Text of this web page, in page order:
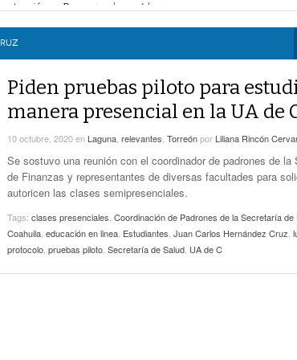
Torreón- hace 7 horas -
Lanzan Convocatoria Del Concurso De Poesía
Enriqueta Ochoa
Expone CLIP Preocupación Por Reformas
Laborales. ‘Hacen Ver A Patrones Como
Enemigos’, Considera- hace 9 horas -
TWEETS AND
LA MEJOR 97.1
ESTÉREO GALLITO
bloquearon Mieleras- hace 4 horas -
Agua Saludable- hace 4 horas -
Justicia de Durango por presunto cohecho
Piden pruebas piloto para
manera presencial en la UA de
10 octubre, 2020en Laguna relevantes Torreónpor Liliana Rincón
Se sostuvo una reunión con el coordinador de padrones de la
de Finanzas y representantes de diversas facultades para
autoricen las clases semipresenciales.
Tags: clases presenciales Coordinación de Padrones de la Secretaría
Coahuila educación en linea Estudiantes Juan Carlos Hernández Cruz
protocolo pruebas piloto Secretaría de Salud UA de C